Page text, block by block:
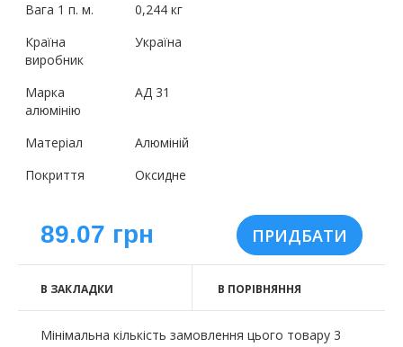
Вага 1 п. м.
0,244 кг
Країна
виробник
Україна
Марка
алюмінію
АД 31
Матеріал
Алюміній
Покриття
Оксидне
89.07 грн
В ЗАКЛАДКИ В ПОРІВНЯННЯ
Мінімальна кількість замовлення цього товару 3